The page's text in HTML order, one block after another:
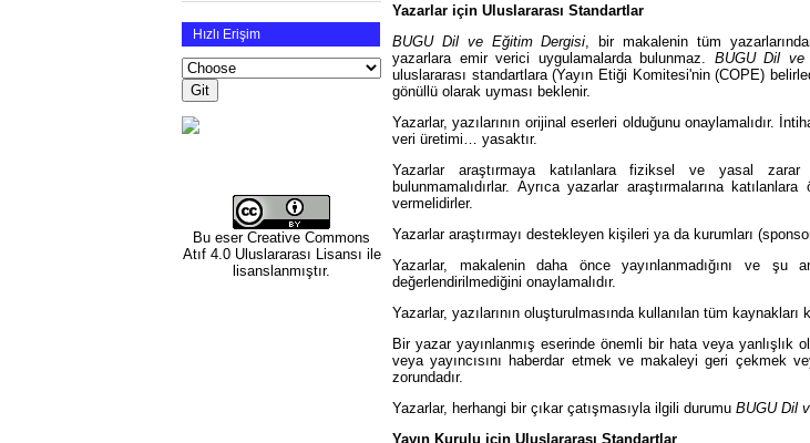
Hızlı Erişim
Bu eser Creative Commons
Atıf 4.0 Uluslararası Lisansı ile
lisanslanmıştır.
Yazarlar için Uluslararası Standartlar
BUGU Dil ve Eğitim Dergisi , bir makalenin tüm
yazarlara emir verici uygulamalarda bulunmaz. BUGU Dil ve
uluslararası standartlara (Yayın Etiği Komitesi'nin (COPE)
gönüllü olarak uyması beklenir.
Yazarlar, yazılarının orijinal eserleri olduğunu onaylamalıdır.
veri üretimi… yasaktır.
Yazarlar araştırmaya katılanlara fiziksel ve yasal
bulunmamalıdırlar. Ayrıca yazarlar araştırmalarına
vermelidirler.
Yazarlar araştırmayı destekleyen kişileri ya da kurumları
Yazarlar, makalenin daha önce yayınlanmadığını ve şu
değerlendirilmediğini onaylamalıdır.
Yazarlar, yazılarının oluşturulmasında kullanılan tüm
Bir yazar yayınlanmış eserinde önemli bir hata veya yanlışlık
veya yayıncısını haberdar etmek ve makaleyi geri çekmek
zorundadır.
Yazarlar, herhangi bir çıkar çatışmasıyla ilgili durumu BUGU Dil
Yayın Kurulu için Uluslararası Standartlar